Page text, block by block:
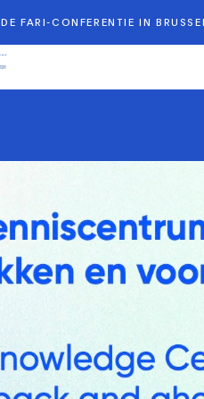
DE FARI-CONFERENTIE IN